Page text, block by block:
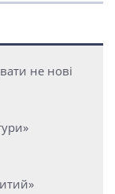
не нові